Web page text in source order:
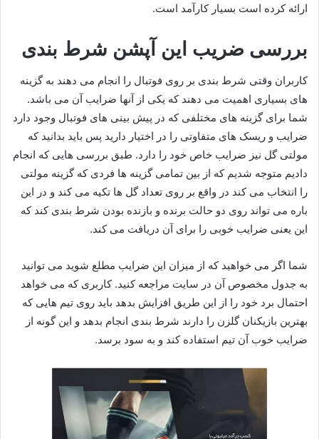
ارائه کرده است بسیار کارآمد است.
بررسی ضریب این آپشن شرط بندی
کاربران وقتی شرط بندی بر روی فوتبال را انجام می دهند به گزینه
های بسیاری اهمیت می دهند که یکی از آنها ضرایب آن می باشد.
شما برای گزینه های مختلفی که در پیش‌ بینی‌ های فوتبال وجود دارد
ضرایب و ریسک های متفاوتی را در اختیار دارید پس باید بدانید که
مولتی گل نیز ضرایب خاص خود را دارد. طبق بررسی هایی که انجام
دادیم متوجه شدیم که از بین تمامی گزینه ها فردی که گزینه مولتی
را انتخاب می‌ کند در واقع بر روی تعداد گل ها تکیه می کند و در این
باره می تواند روی دو حالت برنده و بازنده بودن شرط بندی کند که
این یعنی ضرایب خوبی را برای آن دریافت می کند.
شما اگر می خواهید که از میزان این ضرایب مطلع شوید می‌ توانید
به جدول مخصوص آن در سایت مراجعه کنید. کاربری که می‌ خواهد
احتمال برد خود را از این طریق افزایش بدهد باید روی تیم هایی که
بهترین بازیکنان گلزن را دارند شرط بندی انجام بدهد و این گونه از
ضرایب خوب آن تیم استفاده کند و به سود برسد.